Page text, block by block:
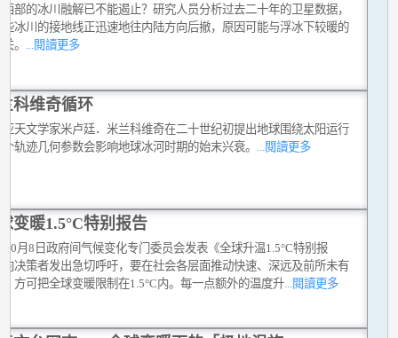
部的冰川融解已不能遏止？研究人员分析过去二十年的卫星数据，
些冰川的接地线正迅速地往内陆方向后撤，原因可能与浮冰下较暖的
。 ...閱讀更多
科维奇循环
亚天文学家米卢廷．米兰科维奇在二十世纪初提出地球围绕太阳运行
轨迹几何参数会影响地球冰河时期的始末兴衰。
...閱讀更多
变暖1.5°C特别报告
10月8日政府间气候变化专门委员会发表《全球升温1.5°C特别报
向决策者发出急切呼吁，要在社会各层面推动快速、深远及前所未有
方可把全球变暖限制在1.5°C内。每一点额外的温度升...閱讀更多